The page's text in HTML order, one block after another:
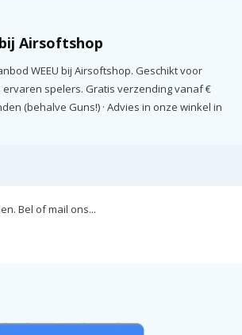
Airsoftshop
WEEU bij Airsoftshop. Geschikt voor
spelers. Gratis verzending vanaf €
(behalve Guns!) · Advies in onze winkel in
Bel of mail ons...